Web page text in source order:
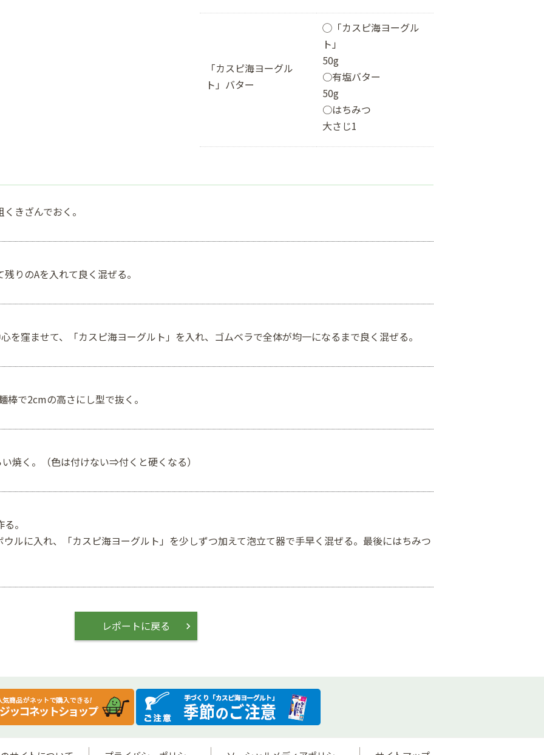
「カスピ海ヨーグル
ト」バター
◯「カスピ海ヨーグル
ト」
50g
○有塩バター
50g
○はちみつ
大さじ1
きざんでおく。
りのAを入れて良く混ぜる。
を窪ませて、「カスピ海ヨーグルト」を入れ、ゴムベラで全体が均一になるまで良く混ぜる。
で2cmの高さにし型で抜く。
焼く。（色は付けない⇒付くと硬くなる）
。
ルに入れ、「カスピ海ヨーグルト」を少しずつ加えて泡立て器で手早く混ぜる。最後にはちみつ
レポートに戻る